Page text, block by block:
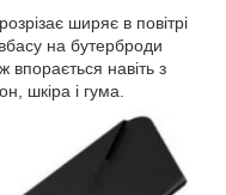
ширяє в повітрі
на бутерброди
впорається навіть з
шкіра і гума.